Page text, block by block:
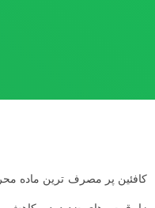
کافئین پر مصرف ترین ماده